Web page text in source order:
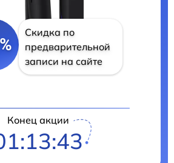
Скидка по
предварительной
записи на сайте
Конец акции